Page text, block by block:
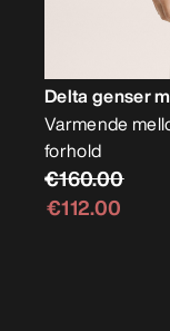
Delta genser
Varmende
forhold
€160.00
€112.00